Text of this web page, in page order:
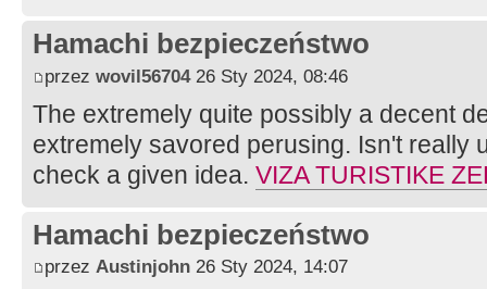
Hamachi bezpieczeństwo
przez wovil5670426 Sty 2024, 08:46
The extremely quite possibly a decent
extremely savored perusing. Isn't really
check a given idea. VIZA TURISTIKE
Hamachi bezpieczeństwo
przez Austinjohn 26 Sty 2024, 14:07